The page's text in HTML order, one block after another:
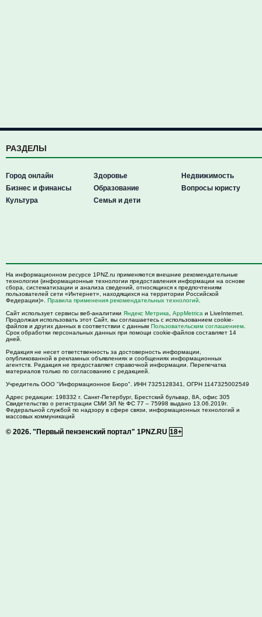
РАЗДЕЛЫ
Город онлайн
Бизнес и финансы
Культура
Здоровье
Образование
Семья и дети
Недвижимость
Вопросы юристу
На информационном ресурсе 1PNZ.ru применяются внешние рекомендательные
технологии (информационные технологии предоставления информации на основе
сбора, систематизации и анализа сведений, относящихся к предпочтениям
пользователей сети «Интернет», находящихся на территории Российской
Федерации)». Правила применения рекомендательных технологий
Сайт использует сервисы веб-аналитики Яндекс Метрика AppMetrica и LiveInternet.
Продолжая использовать этот Сайт, вы соглашаетесь с использованием cookie-
файлов и других данных в соответствии с данным Пользовательским соглашением
Срок обработки персональных данных при помощи cookie-файлов составляет 14
дней.
Редакция не несет ответственность за достоверность информации,
опубликованной в рекламных объявлениях и сообщениях информационных
агентств. Редакция не предоставляет справочной информации. Перепечатка
материалов только по согласованию с редакцией.
Учредитель ООО "Информационное Бюро". ИНН 7325128341, ОГРН 1147325002549
Адрес редакции: 198332 г. Санкт-Петербург, Брестский бульвар, 8А, офис 305
Свидетельство о регистрации СМИ ЭЛ № ФС 77 – 75998 выдано 13.06.2019г.
Федеральной службой по надзору в сфере связи, информационных технологий и
массовых коммуникаций
© 2026. "Первый пензенский портал" 1PNZ.RU 18+